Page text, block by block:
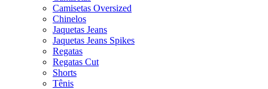
Camisetas Oversized
Chinelos
Jaquetas Jeans
Jaquetas Jeans Spikes
Regatas
Regatas Cut
Shorts
Tênis